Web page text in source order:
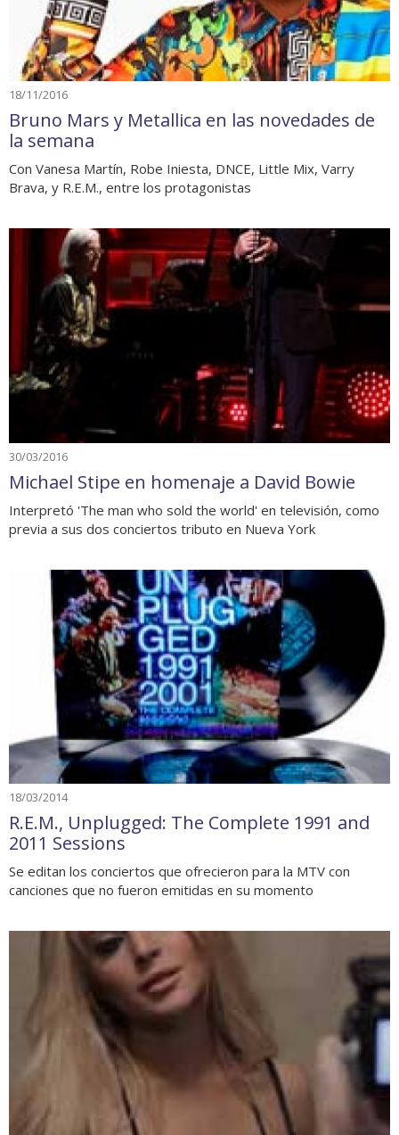
18/11/2016
Bruno Mars y Metallica en las novedades de
la semana
Con Vanesa Martín, Robe Iniesta, DNCE, Little Mix, Varry
Brava, y R.E.M., entre los protagonistas
30/03/2016
Michael Stipe en homenaje a David Bowie
Interpretó 'The man who sold the world' en televisión, como
previa a sus dos conciertos tributo en Nueva York
18/03/2014
R.E.M., Unplugged: The Complete 1991 and
2011 Sessions
Se editan los conciertos que ofrecieron para la MTV con
canciones que no fueron emitidas en su momento